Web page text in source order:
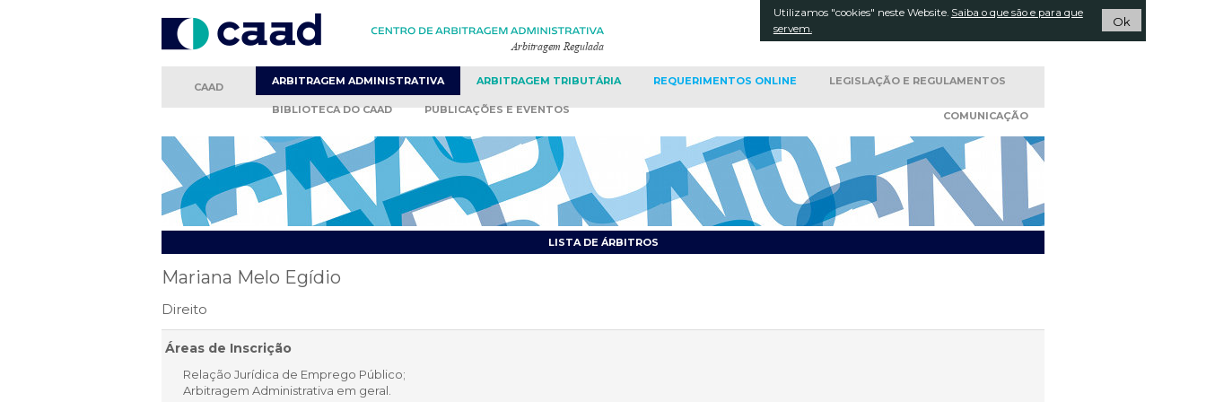
Pesquisar...
CONTACTOS
CAAD ARBITRAGEM ADMINISTRATIVA ARBITRAGEM TRIBUTÁRIA REQUERIMENTOS ONLINE LEGISLAÇÃO E REGULAMENTOS
BIBLIOTECA DO CAAD PUBLICAÇÕES E EVENTOS COMUNICAÇÃO
LISTA DE ÁRBITROS
Mariana Melo Egídio
Direito
Áreas de Inscrição
Relação Jurídica de Emprego Público;
Arbitragem Administrativa em geral.
Utilizamos "cookies" neste Website. Saiba o que são e para que
servem.
Ok